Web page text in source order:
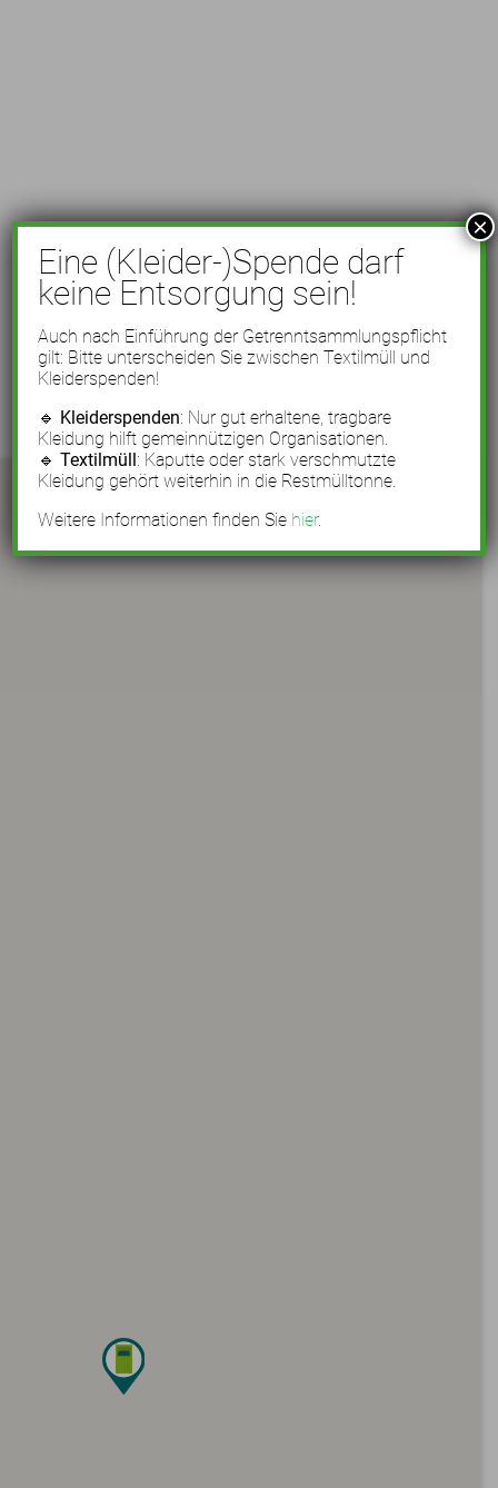
Eine (Kleider-)Spende darf
keine Entsorgung sein!
Auch nach Einführung der Getrenntsammlungspflicht
gilt: Bitte unterscheiden Sie zwischen Textilmüll und
Kleiderspenden!
🔹 Kleiderspenden: Nur gut erhaltene, tragbare
Kleidung hilft gemeinnützigen Organisationen.
🔹Textilmüll: Kaputte oder stark verschmutzte
Kleidung gehört weiterhin in die Restmülltonne.
Weitere Informationen finden Sie hier.
×